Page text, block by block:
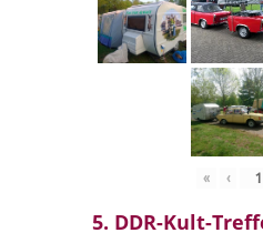
« ‹
5. DDR-Kult-